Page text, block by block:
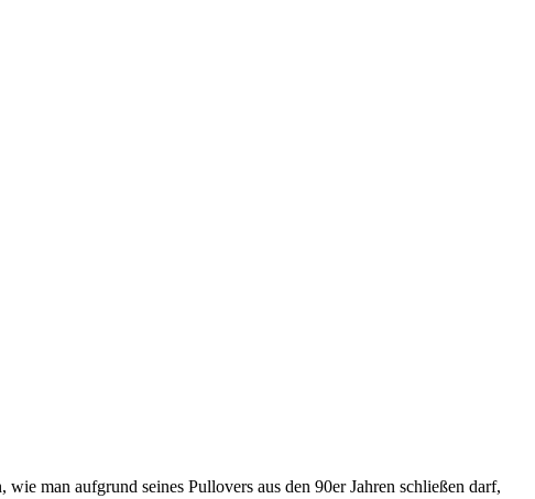
man aufgrund seines Pullovers aus den 90er Jahren schließen darf,